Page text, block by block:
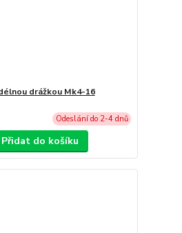
drážkou Mk4-16
Odeslání do 2-4 dnů
Přidat do košíku